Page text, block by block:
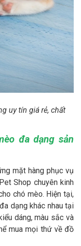
uy tín giá rẻ, chất
đa dạng sản
mặt hàng phục vụ
Shop chuyên kinh
chó mèo. Hiện tại,
dạng khác nhau tại
dáng, màu sắc và
mua mọi thứ về đồ